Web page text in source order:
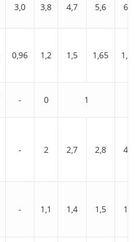
3,0 3,8 4,7 5,6 6,5
0,96 1,2 1,5 1,65 1,93
- 0 1
- 2 2,7 2,8 4,0
- 1,1 1,4 1,5 1,7